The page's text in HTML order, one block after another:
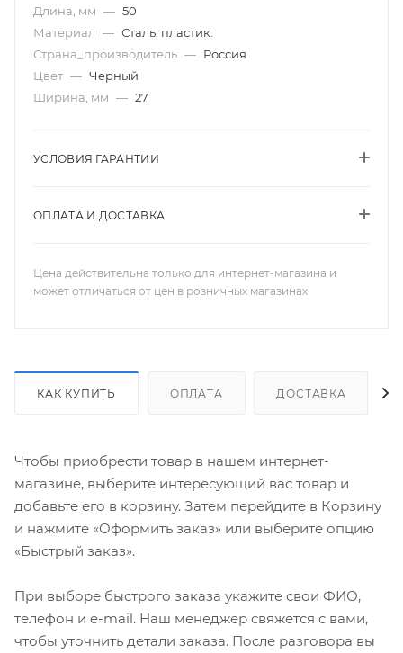
Длина, мм — 50
Материал — Сталь, пластик.
Страна_производитель — Россия
Цвет — Черный
Ширина, мм — 27
УСЛОВИЯ ГАРАНТИИ
ОПЛАТА И ДОСТАВКА
Цена действительна только для интернет-магазина и
может отличаться от цен в розничных магазинах
КАК КУПИТЬ ОПЛАТА ДОСТАВКА
Чтобы приобрести товар в нашем интернет-
магазине, выберите интересующий вас товар и
добавьте его в корзину. Затем перейдите в Корзину
и нажмите «Оформить заказ» или выберите опцию
«Быстрый заказ».
При выборе быстрого заказа укажите свои ФИО,
телефон и e-mail. Наш менеджер свяжется с вами,
чтобы уточнить детали заказа. После разговора вы